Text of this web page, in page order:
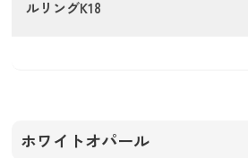
ルリングK18
ホワイトオパール